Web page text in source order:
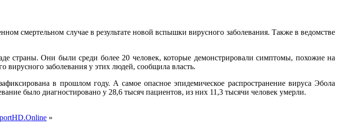
смертельном случае в результате новой вспышки вирусного заболевания. Также в ведомстве
страны. Они были среди более 20 человек, которые демонстрировали симптомы, похожие на
вирусного заболевания у этих людей, сообщила власть.
в прошлом году. А самое опасное эпидемическое распространение вируса Эбола
было диагностировано у 28,6 тысяч пациентов, из них 11,3 тысячи человек умерли.
»